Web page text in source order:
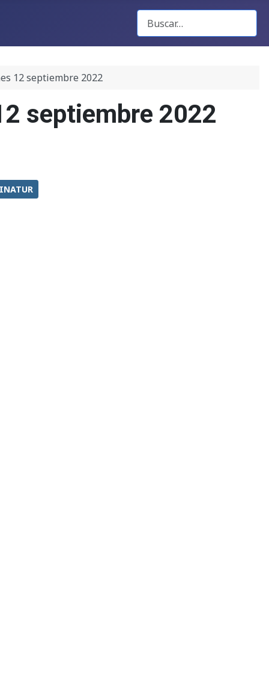
Buscar Gacetas
12 septiembre 2022
septiembre 2022
INATUR